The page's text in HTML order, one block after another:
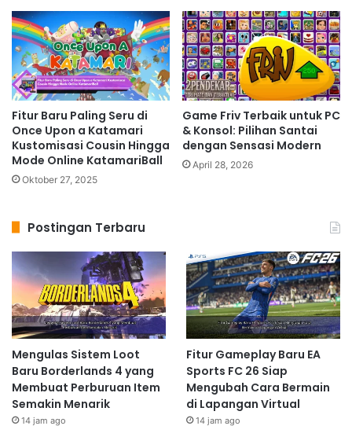
Fitur Baru Paling Seru di
Once Upon a Katamari
Kustomisasi Cousin Hingga
Mode Online KatamariBall
Oktober 27, 2025
Game Friv Terbaik untuk PC
& Konsol: Pilihan Santai
dengan Sensasi Modern
April 28, 2026
Postingan Terbaru
Mengulas Sistem Loot
Baru Borderlands 4 yang
Membuat Perburuan Item
Semakin Menarik
14 jam ago
Fitur Gameplay Baru EA
Sports FC 26 Siap
Mengubah Cara Bermain
di Lapangan Virtual
14 jam ago